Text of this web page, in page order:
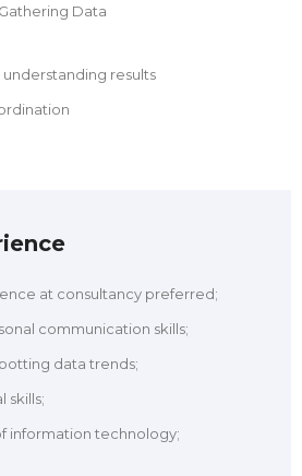
Data
results
at consultancy preferred;
communication skills;
data trends;
skills;
information technology;